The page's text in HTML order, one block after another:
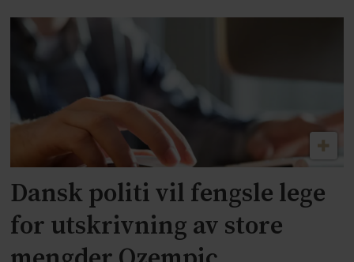
Dansk politi vil fengsle lege
for utskrivning av store